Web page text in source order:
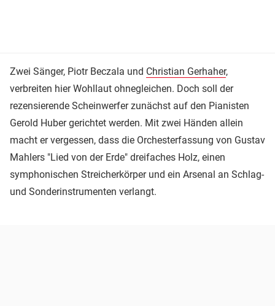
Zwei Sänger, Piotr Beczala und Christian Gerhaher,
verbreiten hier Wohllaut ohnegleichen. Doch soll der
rezensierende Scheinwerfer zunächst auf den Pianisten
Gerold Huber gerichtet werden. Mit zwei Händen allein
macht er vergessen, dass die Orchesterfassung von Gustav
Mahlers "Lied von der Erde" dreifaches Holz, einen
symphonischen Streicherkörper und ein Arsenal an Schlag-
und Sonderinstrumenten verlangt.